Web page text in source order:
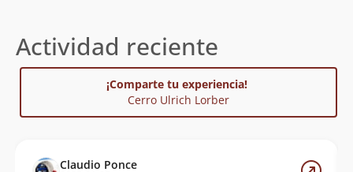
Actividad reciente
¡Comparte tu experiencia!
Cerro Ulrich Lorber
Claudio Ponce